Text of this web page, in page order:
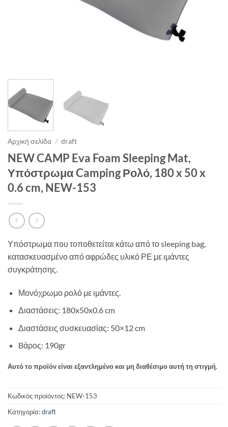
Αρχική σελίδα / draft
NEW CAMP Eva Foam Sleeping Mat,
Υπόστρωμα Camping Ρολό, 180 x 50 x
0.6 cm, NEW-153
Υπόστρωμα που τοποθετείται κάτω από το sleeping bag,
κατασκευασμένο από αφρώδες υλικό ΡΕ με ιμάντες
συγκράτησης.
Μονόχρωμο ρολό με ιμάντες.
Διαστάσεις: 180x50x0.6 cm
Διαστάσεις συσκευασίας: 50×12 cm
Bάρος: 190gr
Αυτό το προϊόν είναι εξαντλημένο και μη διαθέσιμο αυτή τη στιγμή.
Κωδικός προϊόντος: NEW-153
Κατηγορία:draft